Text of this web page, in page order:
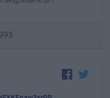
993